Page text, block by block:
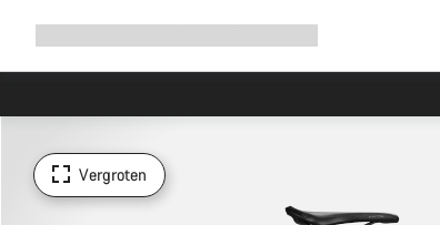
Vergroten